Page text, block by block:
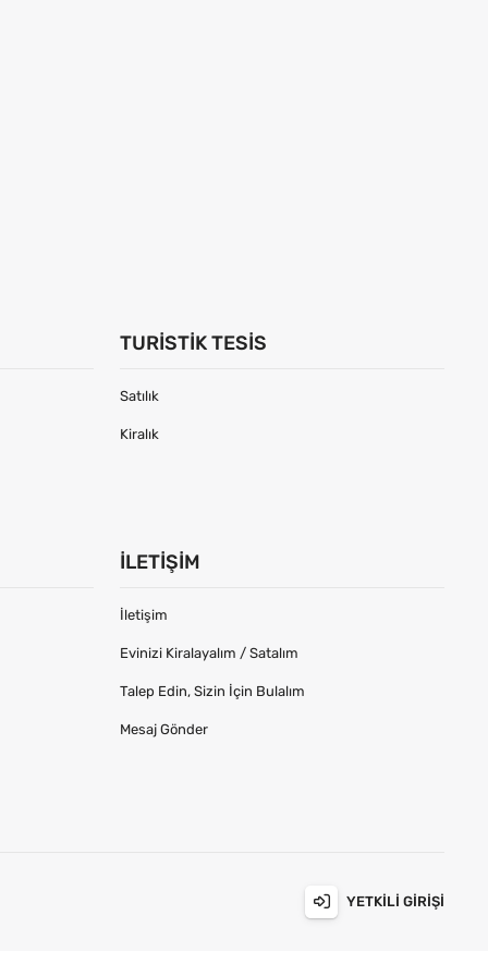
TURISTIK TESIS
Satılık
Kiralık
İLETIŞIM
İletişim
Evinizi Kiralayalım / Satalım
Talep Edin, Sizin İçin Bulalım
Mesaj Gönder
YETKILI GIRIŞI